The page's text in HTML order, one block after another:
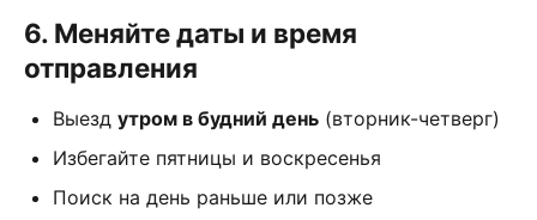
6. Меняйте даты и время
отправления
Выезд утром в будний день (вторник-четверг)
Избегайте пятницы и воскресенья
Поиск на день раньше или позже